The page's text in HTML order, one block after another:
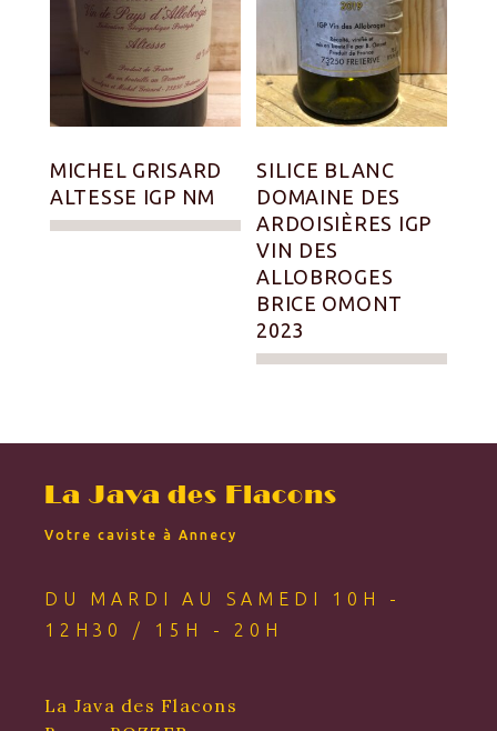
MICHEL GRISARD
ALTESSE IGP NM
SILICE BLANC
DOMAINE DES
ARDOISIÈRES IGP
VIN DES
ALLOBROGES
BRICE OMONT
2023
La Java des Flacons
Votre caviste à Annecy
DU MARDI AU SAMEDI 10H -
12H30 / 15H - 20H
La Java des Flacons